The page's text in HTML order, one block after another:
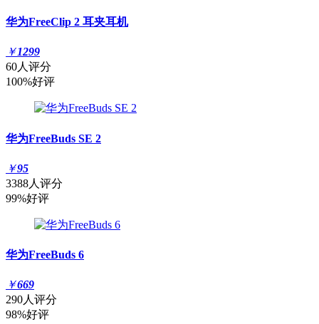
华为FreeClip 2 耳夹耳机
￥1299
60人评分
100%好评
华为FreeBuds SE 2
￥95
3388人评分
99%好评
华为FreeBuds 6
￥669
290人评分
98%好评